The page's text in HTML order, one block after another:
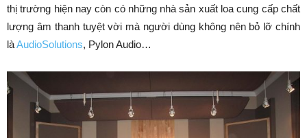
thị trường hiện nay còn có những nhà sản xuất loa cung cấp chất
lượng âm thanh tuyệt vời mà người dùng không nên bỏ lỡ chính
làAudioSolutions, Pylon Audio…